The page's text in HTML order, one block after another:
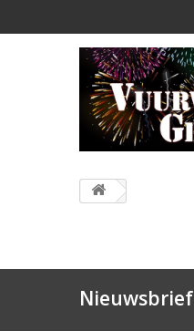
Nieuwsbrief